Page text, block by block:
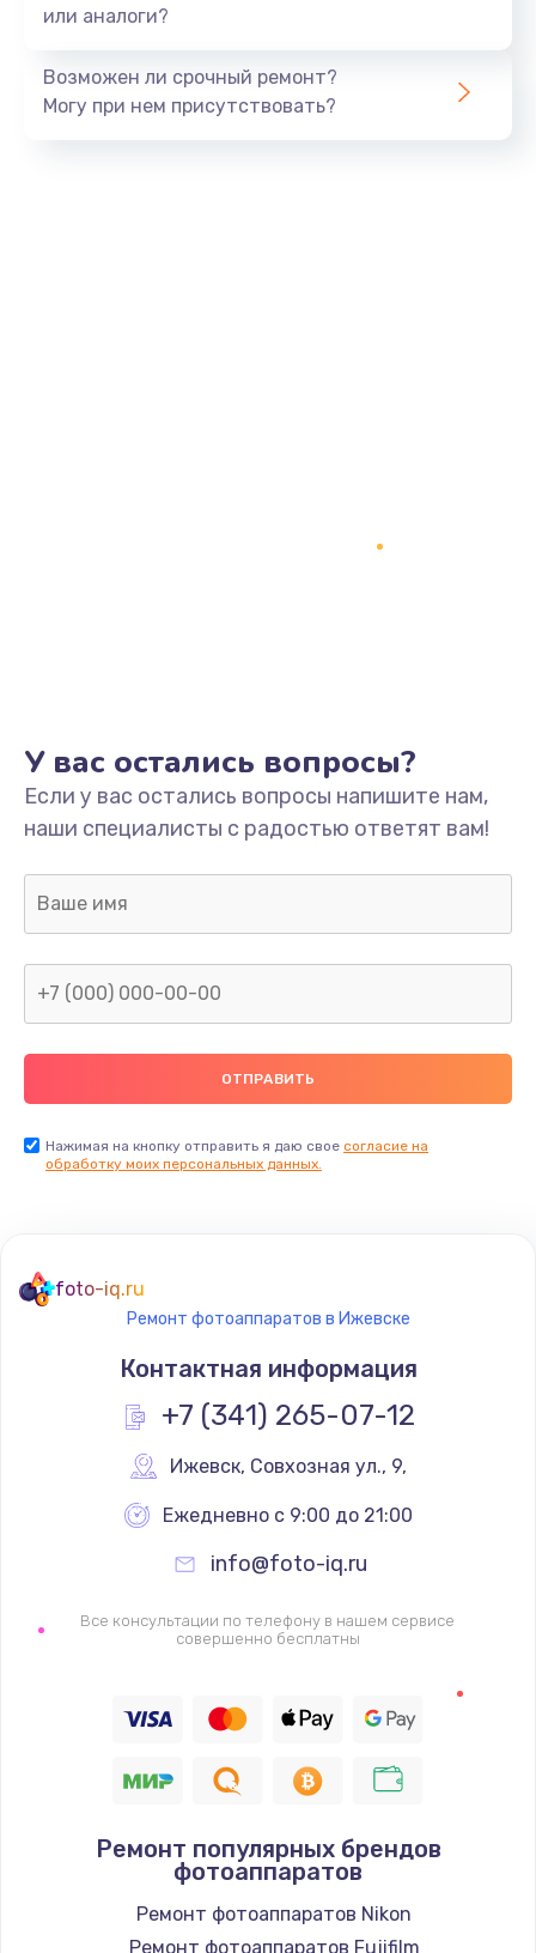
или аналоги?
Возможен ли срочный ремонт?
Могу при нем присутствовать?
У вас остались вопросы?
Если у вас остались вопросы напишите нам,
наши специалисты с радостью ответят вам!
Нажимая на кнопку отправить я даю свое согласие на
обработку моих персональных данных.
foto-iq.ru
Ремонт фотоаппаратов в Ижевске
Контактная информация
+7 (341) 265-07-12
Ижевск, Совхозная ул., 9,
Ежедневно с 9:00 до 21:00
info@foto-iq.ru
Все консультации по телефону в нашем сервисе
совершенно бесплатны
Ремонт популярных брендов
фотоаппаратов
Ремонт фотоаппаратов Nikon
Ремонт фотоаппаратов Fujifilm